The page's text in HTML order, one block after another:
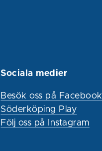
Sociala medier
Besök oss på Facebook
Söderköping Play
Följ oss på Instagram